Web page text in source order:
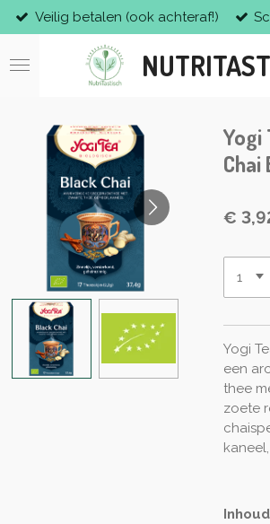
Ga
direct
naar
Veilig betalen (ook achteraf!)
Yogi
Chai
€
Yogi
een
thee
zoete
Inhoud